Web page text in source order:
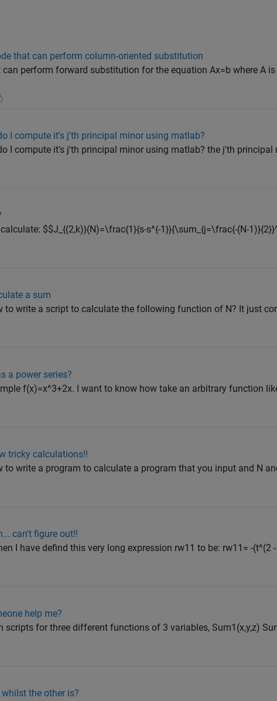
that can perform column-oriented substitution
can perform forward substitution for the equation Ax=b where A
I compute it's j'th principal minor using matlab?
I compute it's j'th principal minor using matlab? the j'th principal
$$J_{(2,k)}(N)=\frac{1}{s-s^{-1}}{\sum_{j=\frac{-(N-
a sum
to write a script to calculate the following function of N? It just
a power series?
f(x)=x^3+2x. I want to know how take an arbitrary function
tricky calculations!!
to write a program to calculate a program that you input and N
can't figure out!!
I have defind this very long expression rw11 to be: rw11= -(t^(2
help me?
scripts for three different functions of 3 variables, Sum1(x,y,z)
the other is?